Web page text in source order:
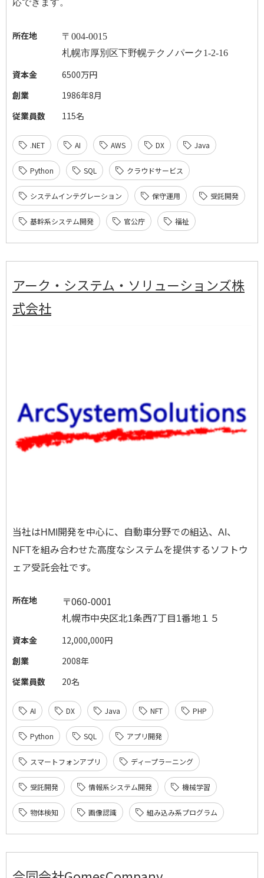
応できます。
所在地 〒 004-0015
札幌市厚別区下野幌テクノパーク 1-2-16
資本金
6500万円
創業
1986年8月
従業員数
115名
.NET AI AWS DX Java
Python SQL クラウドサービス
システムインテグレーション 保守運用 受託開発
基幹系システム開発 官公庁 福祉
アーク・システム・ソリューションズ株
式会社
当社はHMI 開発を中心に、自動車分野での組込、 AI 、
NFTを組み合わせた高度なシステムを提供するソフトウ
ェア受託会社です。
所在地
〒060-0001
札幌市中央区北1条西7丁目1番地１５
資本金
12,000,000円
創業
2008年
従業員数
20名
AI DX Java NFT PHP
Python SQL アプリ開発
スマートフォンアプリ ディープラーニング
受託開発 情報系システム開発 機械学習
物体検知 画像認識 組み込み系プログラム